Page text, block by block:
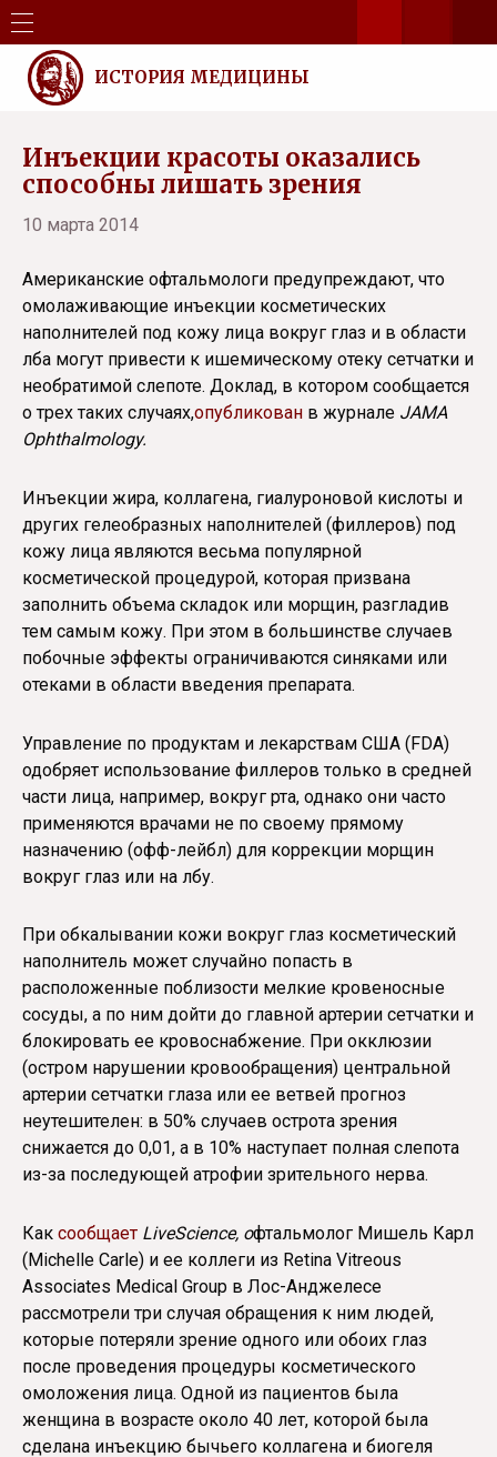
ИСТОРИЯ МЕДИЦИНЫ
Инъекции красоты оказались
способны лишать зрения
10 марта 2014
Американские офтальмологи предупреждают, что
омолаживающие инъекции косметических
наполнителей под кожу лица вокруг глаз и в области
лба могут привести к ишемическому отеку сетчатки и
необратимой слепоте. Доклад, в котором сообщается
о трех таких случаях,опубликован в журнале JAMA
Ophthalmology.
Инъекции жира, коллагена, гиалуроновой кислоты и
других гелеобразных наполнителей (филлеров) под
кожу лица являются весьма популярной
косметической процедурой, которая призвана
заполнить объема складок или морщин, разгладив
тем самым кожу. При этом в большинстве случаев
побочные эффекты ограничиваются синяками или
отеками в области введения препарата.
Управление по продуктам и лекарствам США (FDA)
одобряет использование филлеров только в средней
части лица, например, вокруг рта, однако они часто
применяются врачами не по своему прямому
назначению (офф-лейбл) для коррекции морщин
вокруг глаз или на лбу.
При обкалывании кожи вокруг глаз косметический
наполнитель может случайно попасть в
расположенные поблизости мелкие кровеносные
сосуды, а по ним дойти до главной артерии сетчатки и
блокировать ее кровоснабжение. При окклюзии
(остром нарушении кровообращения) центральной
артерии сетчатки глаза или ее ветвей прогноз
неутешителен: в 50% случаев острота зрения
снижается до 0,01, а в 10% наступает полная слепота
из-за последующей атрофии зрительного нерва.
Как сообщает LiveScience, офтальмолог Мишель Карл
(Michelle Carle) и ее коллеги из Retina Vitreous
Associates Medical Group в Лос-Анджелесе
рассмотрели три случая обращения к ним людей,
которые потеряли зрение одного или обоих глаз
после проведения процедуры косметического
омоложения лица. Одной из пациентов была
женщина в возрасте около 40 лет, которой была
сделана инъекцию бычьего коллагена и биогеля